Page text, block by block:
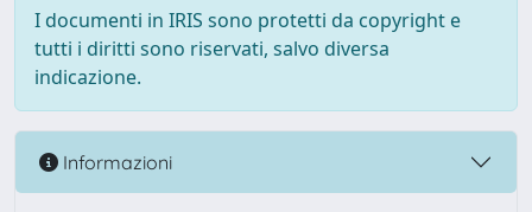
I documenti in IRIS sono protetti da copyright e
tutti i diritti sono riservati, salvo diversa
indicazione.
Informazioni